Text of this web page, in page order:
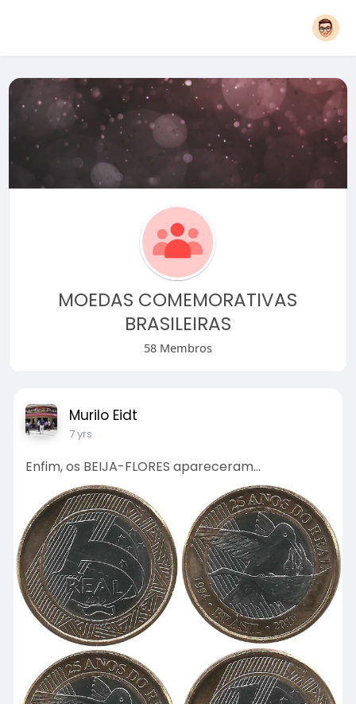
MOEDAS COMEMORATIVAS
BRASILEIRAS
58 Membros
Murilo Eidt
7 yrs
Enfim, os BEIJA-FLORES apareceram...